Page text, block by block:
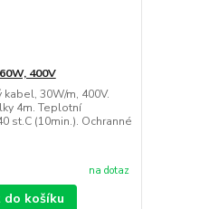
400V
30W/m, 400V.
4m. Teplotní
st.C (10min.). Ochranné
na dotaz
do košíku